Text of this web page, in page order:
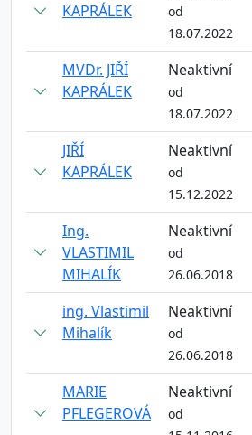
KAPRÁLEK
od
18.07.2022
MVDr. JIŘÍ
KAPRÁLEK
Neaktivní
od
18.07.2022
JIŘÍ
KAPRÁLEK
Neaktivní
od
15.12.2022
Ing.
VLASTIMIL
MIHALÍK
Neaktivní
od
26.06.2018
ing. Vlastimil
Mihalík
Neaktivní
od
26.06.2018
MARIE
PFLEGEROVÁ
Neaktivní
od